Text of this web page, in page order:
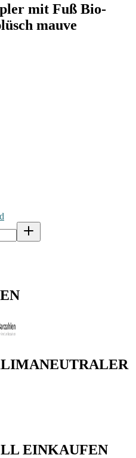
mit Fuß Bio-
mauve
EINKAUFEN